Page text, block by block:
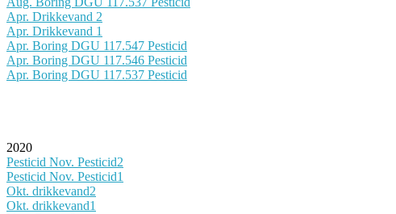
Apr. Drikkevand 2
Apr. Drikkevand 1
Apr. Boring DGU 117.547 Pesticid
Apr. Boring DGU 117.546 Pesticid
Apr. Boring DGU 117.537 Pesticid
2020
Pesticid Nov. Pesticid2
Pesticid Nov. Pesticid1
Okt. drikkevand2
Okt. drikkevand1